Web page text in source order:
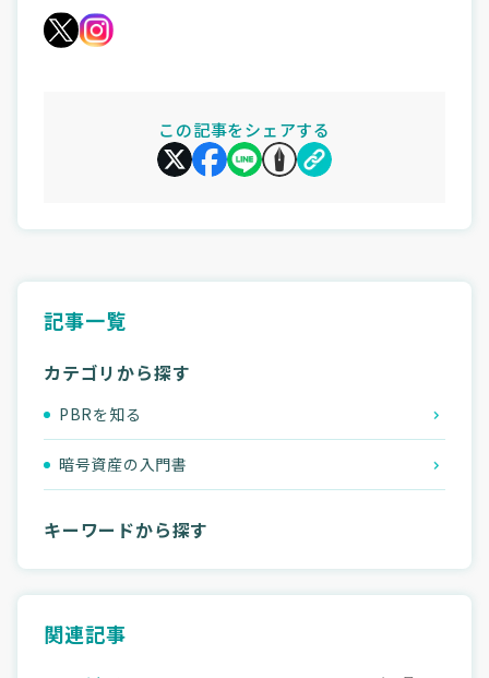
この記事をシェアする
記事一覧
カテゴリから探す
PBRを知る
暗号資産の入門書
キーワードから探す
関連記事